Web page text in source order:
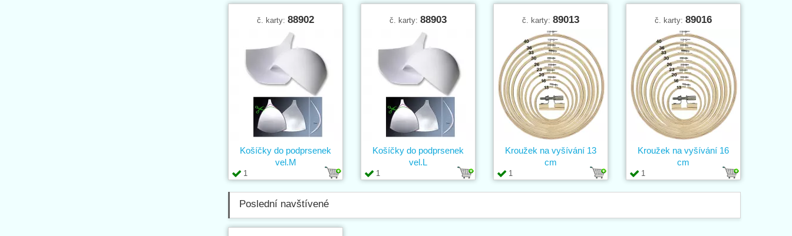
č. karty: 88902
1
Košíčky do podprsenek
vel.M
č. karty: 88903
1
Košíčky do podprsenek
vel.L
č. karty: 89013
1
Kroužek na vyšívání 13
cm
č. karty: 89016
1
Kroužek na vyšívání 16
cm
Poslední navštívené